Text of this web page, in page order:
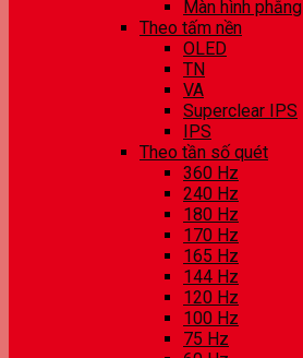
Màn hình phẳng
Theo tấm nền
OLED
TN
VA
Superclear IPS
IPS
Theo tần số quét
360 Hz
240 Hz
180 Hz
170 Hz
165 Hz
144 Hz
120 Hz
100 Hz
75 Hz